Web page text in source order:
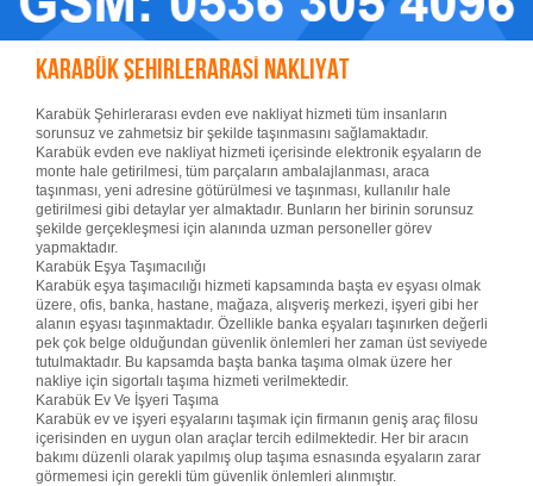
Karabük Şehirlerarası Nakliyat
Karabük Şehirlerarası evden eve nakliyat hizmeti tüm insanların
sorunsuz ve zahmetsiz bir şekilde taşınmasını sağlamaktadır.
Karabük evden eve nakliyat hizmeti içerisinde elektronik eşyaların de
monte hale getirilmesi, tüm parçaların ambalajlanması, araca
taşınması, yeni adresine götürülmesi ve taşınması, kullanılır hale
getirilmesi gibi detaylar yer almaktadır. Bunların her birinin sorunsuz
şekilde gerçekleşmesi için alanında uzman personeller görev
yapmaktadır.
Karabük Eşya Taşımacılığı
Karabük eşya taşımacılığı hizmeti kapsamında başta ev eşyası olmak
üzere, ofis, banka, hastane, mağaza, alışveriş merkezi, işyeri gibi her
alanın eşyası taşınmaktadır. Özellikle banka eşyaları taşınırken değerli
pek çok belge olduğundan güvenlik önlemleri her zaman üst seviyede
tutulmaktadır. Bu kapsamda başta banka taşıma olmak üzere her
nakliye için sigortalı taşıma hizmeti verilmektedir.
Karabük Ev Ve İşyeri Taşıma
Karabük ev ve işyeri eşyalarını taşımak için firmanın geniş araç filosu
içerisinden en uygun olan araçlar tercih edilmektedir. Her bir aracın
bakımı düzenli olarak yapılmış olup taşıma esnasında eşyaların zarar
görmemesi için gerekli tüm güvenlik önlemleri alınmıştır.